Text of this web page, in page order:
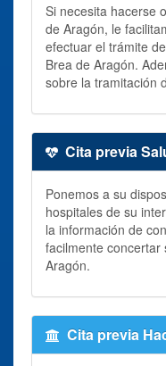
Si necesita hacerse
de Aragón, le
efectuar el trámite
Brea de Aragón.
sobre la tramitación
Cita previa
Ponemos a su
hospitales de su
la información de
facilmente concertar
Aragón.
Cita previa